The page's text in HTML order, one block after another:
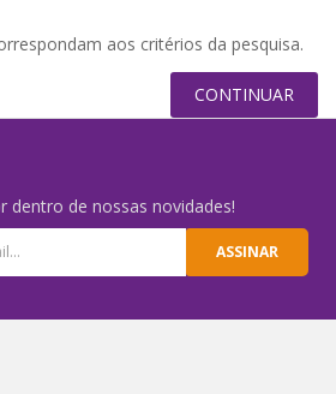
aos critérios da pesquisa.
CONTINUAR
dentro de nossas novidades!
ASSINAR